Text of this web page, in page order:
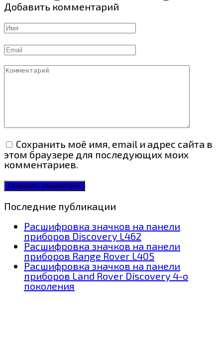
Добавить комментарий
Имя
Email
Комментарий
Сохранить моё имя, email и адрес сайта в
этом браузере для последующих моих
комментариев.
Последние публикации
Расшифровка значков на панели
приборов Discovery L462
Расшифровка значков на панели
приборов Range Rover L405
Расшифровка значков на панели
приборов Land Rover Discovery 4-о
поколения